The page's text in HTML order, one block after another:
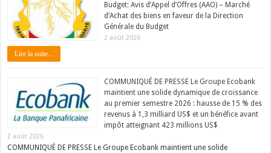
Budget: Avis d’Appel d’Offres (AAO) – Marché
d’Achat des biens en faveur de la Direction
Générale du Budget
2 août 2026
Lire la suite...
COMMUNIQUÉ DE PRESSE Le Groupe Ecobank
maintient une solide dynamique de croissance
au premier semestre 2026 : hausse de 15 % des
revenus à 1,3 milliard US$ et un bénéfice avant
impôt atteignant 423 millions US$
2 août 2026
COMMUNIQUÉ DE PRESSE Le Groupe Ecobank maintient une solide